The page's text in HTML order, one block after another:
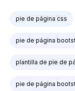
pie de página css
pie de página
plantilla de pie de
pie de página